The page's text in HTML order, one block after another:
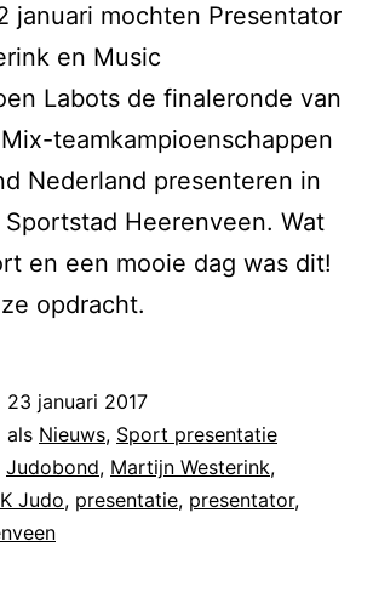
januari mochten Presentator
en Music
Labots de finaleronde van
teamkampioenschappen
Nederland presenteren in
Heerenveen. Wat
en een mooie dag was dit!
opdracht.
23 januari 2017
als Nieuws, Sport presentatie
Judobond, Martijn Westerink,
Judo, presentatie, presentator,